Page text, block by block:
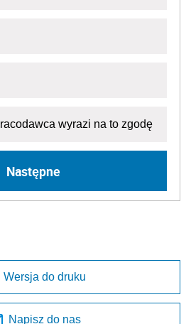
wyrazi na to zgodę
Następne
Wersja do druku
Napisz do nas